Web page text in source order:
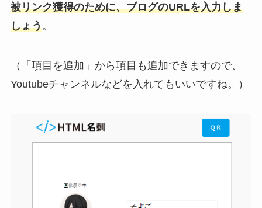
被リンク獲得のために、ブログのURLを入力しま
しょう。
（「項目を追加」から項目も追加できますので、
Youtubeチャンネルなどを入れてもいいですね。）